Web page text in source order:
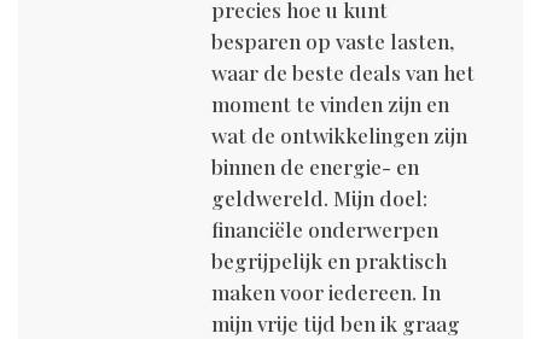
precies hoe u kunt
besparen op vaste lasten,
waar de beste deals van het
moment te vinden zijn en
wat de ontwikkelingen zijn
binnen de energie- en
geldwereld. Mijn doel:
financiële onderwerpen
begrijpelijk en praktisch
maken voor iedereen. In
mijn vrije tijd ben ik graag